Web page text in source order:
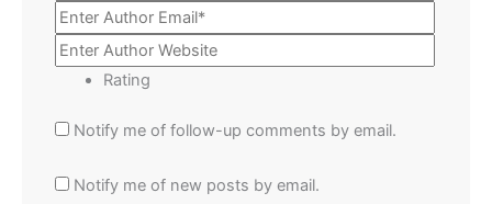
Rating
Notify me of follow-up comments by email.
Notify me of new posts by email.